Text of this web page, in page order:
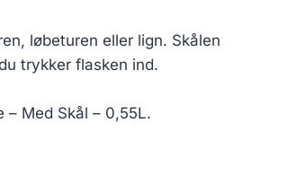
løbeturen eller lign. Skålen
trykker flasken ind.
– Med Skål – 0,55L.